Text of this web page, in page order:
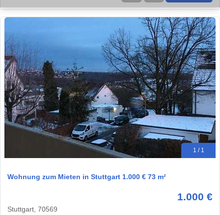
1 / 1
Wohnung zum Mieten in Stuttgart 1.000 € 73 m²
1.000 €
Stuttgart, 70569